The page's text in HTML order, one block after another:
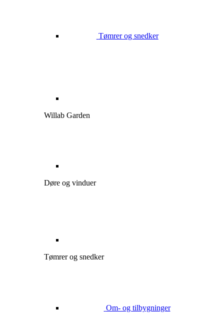
Tømrer og snedker
Willab Garden
Døre og vinduer
Tømrer og snedker
Om- og tilbygninger